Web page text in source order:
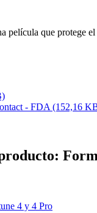
película que protege
- FDA (152,16
4 y 4 Pro